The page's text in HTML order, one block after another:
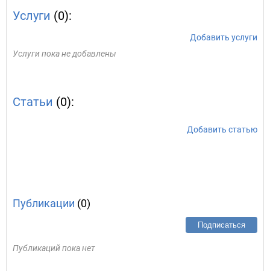
Услуги (0):
Добавить услуги
Услуги пока не добавлены
Статьи (0):
Добавить статью
Публикации (0)
Подписаться
Публикаций пока нет